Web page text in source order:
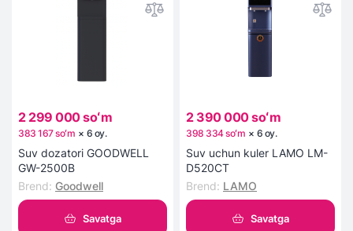
2 299 000 soʻm
383 167 soʻm × 6 oy.
Suv dozatori GOODWELL
GW-2500B
Brend: Goodwell
Savatga
2 390 000 soʻm
398 334 soʻm × 6 oy.
Suv uchun kuler LAMO LM-
D520CT
Brend: LAMO
Savatga